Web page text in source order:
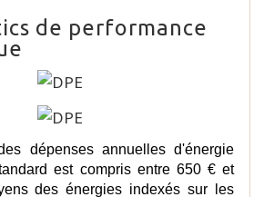
de performance
dépenses annuelles d'énergie
est compris entre 650 € et
des énergies indexés sur les